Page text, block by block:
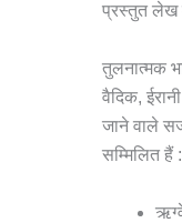
प्रस्तुत लेख
तुलनात्मक
वैदिक,
जाने वाले
सम्मिलित हैं :